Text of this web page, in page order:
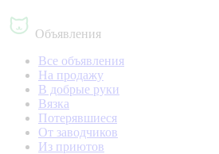
Объявления
Все объявления
На продажу
В добрые руки
Вязка
Потерявшиеся
От заводчиков
Из приютов